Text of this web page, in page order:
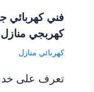
كهربجي
كهربائي منازل
تعرف على